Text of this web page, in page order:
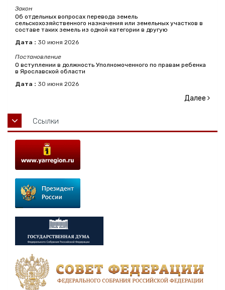
Закон
Об отдельных вопросах перевода земель
сельскохозяйственного назначения или земельных участков в
составе таких земель из одной категории в другую
Дата : 30 июня 2026
Постановление
О вступлении в должность Уполномоченного по правам ребенка
в Ярославской области
Дата : 30 июня 2026
Далее
Ссылки